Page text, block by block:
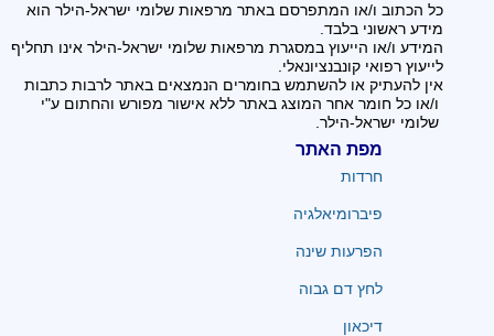
כל הכתוב ו/או המתפרסם באתר מרפאות שלומי ישראל-הילר הוא
מידע ראשוני בלבד.
המידע ו/או הייעוץ במסגרת מרפאות שלומי ישראל-הילר אינו תחליף
לייעוץ רפואי קונבנציונאלי.
אין להעתיק או להשתמש בחומרים הנמצאים באתר לרבות כתבות
ו/או כל חומר אחר המוצג באתר ללא אישור מפורש והחתום ע"י
שלומי ישראל-הילר.
מפת האתר
חרדות
פיברומיאלגיה
הפרעות שינה
לחץ דם גבוה
דיכאון